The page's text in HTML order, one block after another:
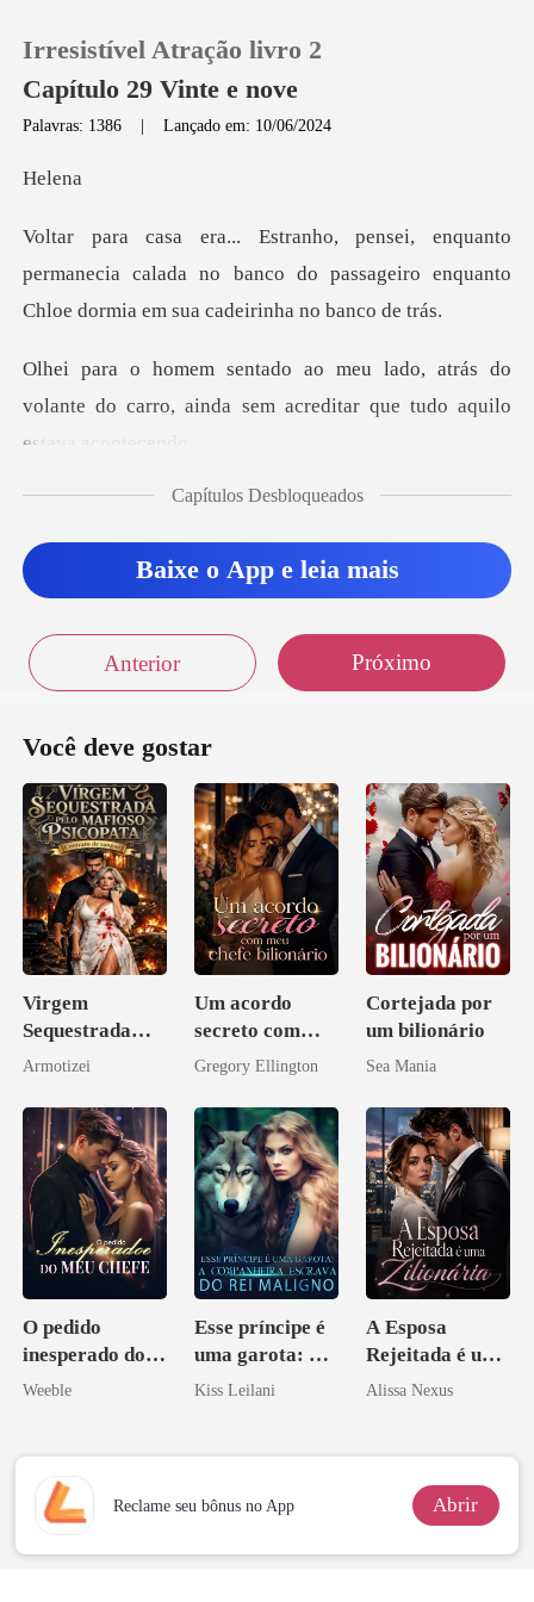
Loja
Histórico
Sair
Irresistível Atração livro 2
Capítulo 29 Vinte e nove
Palavras: 1386 |Lançado em: 10/06/2024
le
permanecia calada no banco do passageiro enquanto
trás do
volante do carro, ainda sem acred
não mudou nada, desd
Capítulos Desbloqueados
Baixe o App e leia mais
Anterior Próximo
Você deve gostar
Virgem
Sequestrada
pelo Mafioso
CONTRATO
DE SANGUE
Armotizei
Um acordo
secreto com
meu chefe
Gregory Ellington
Cortejada por
um bilionário
Sea Mania
O pedido
inesperado do
meu chefe
Weeble
Esse príncipe é
uma garota: A
companheira
Kiss Leilani
A Esposa
Rejeitada é uma
Zilionária
Alissa Nexus
Reclame seu bônus no App Abrir